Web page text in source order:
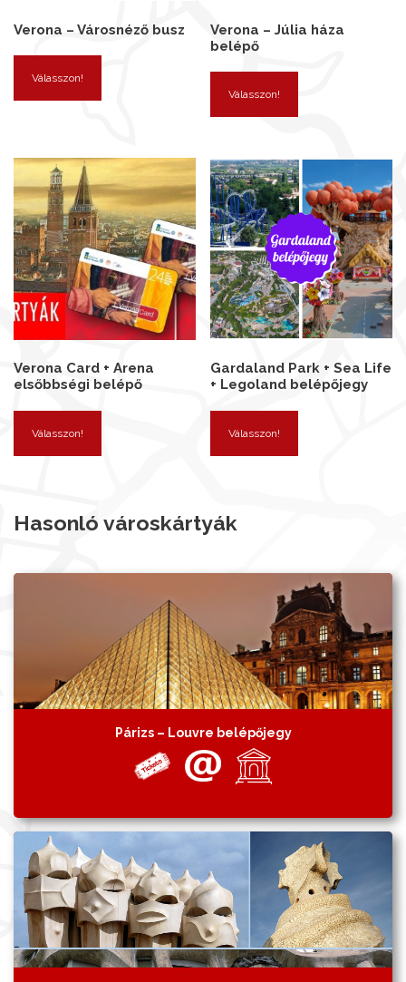
Verona – Városnéző busz
Válasszon!
Verona – Júlia háza
belépő
Válasszon!
Verona Card + Arena
elsőbbségi belépő
Válasszon!
Gardaland Park + Sea Life
+ Legoland belépőjegy
Válasszon!
Hasonló városkártyák
Párizs – Louvre belépőjegy